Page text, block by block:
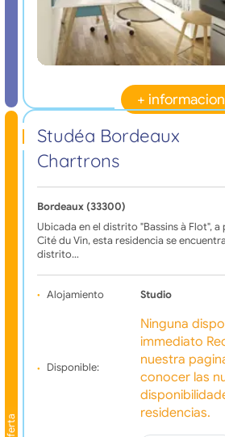
+ informacion
Oferta
Studéa Bordeaux
Chartrons
Bordeaux (33300)
Ubicada en el distrito "Bassins à Flot", a
Cité du Vin, esta residencia se
distrito…
Alojamiento Studio
Disponible:
Ninguna
immediato
nuestra
conocer las
residencias.